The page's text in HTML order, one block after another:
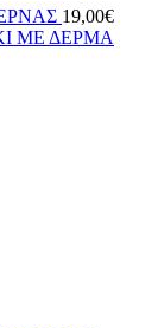
19,00€
ΜΕ ΔΕΡΜΑ